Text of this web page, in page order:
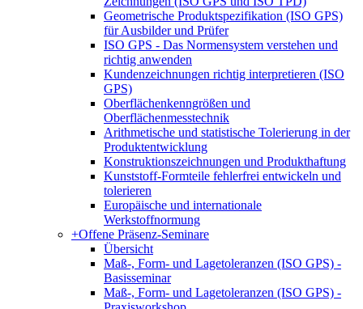
Geometrische Produktspezifikation (ISO GPS)
für Ausbilder und Prüfer
ISO GPS - Das Normensystem verstehen und
richtig anwenden
Kundenzeichnungen richtig interpretieren (ISO
GPS)
Oberflächenkenngrößen und
Oberflächenmesstechnik
Arithmetische und statistische Tolerierung in der
Produktentwicklung
Konstruktionszeichnungen und Produkthaftung
Kunststoff-Formteile fehlerfrei entwickeln und
tolerieren
Europäische und internationale
Werkstoffnormung
+Offene Präsenz-Seminare
Übersicht
Maß-, Form- und Lagetoleranzen (ISO GPS) -
Basisseminar
Maß-, Form- und Lagetoleranzen (ISO GPS) -